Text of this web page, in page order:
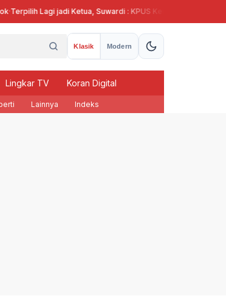
Lagi jadi Ketua, Suwardi : KPUS Kendal Siap Terlibat Suplai
Klasik Modern
Lingkar TV Koran Digital
Lainnya Indeks